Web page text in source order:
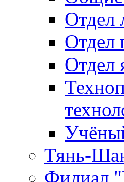
Отдел
Отдел
Отдел
Тянь-
Филиал